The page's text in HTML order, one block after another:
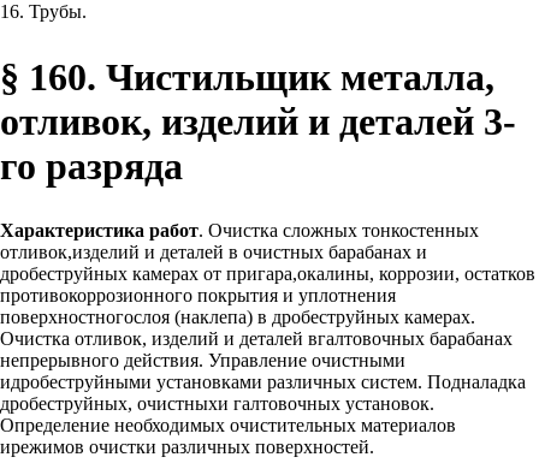
16. Трубы.
§ 160. Чистильщик металла,
отливок, изделий и деталей 3-
го разряда
Характеристика работ. Очистка сложных тонкостенных
отливок,изделий и деталей в очистных барабанах и
дробеструйных камерах от пригара,окалины, коррозии, остатков
противокоррозионного покрытия и уплотнения
поверхностногослоя (наклепа) в дробеструйных камерах.
Очистка отливок, изделий и деталей вгалтовочных барабанах
непрерывного действия. Управление очистными
идробеструйными установками различных систем. Подналадка
дробеструйных, очистныхи галтовочных установок.
Определение необходимых очистительных материалов
ирежимов очистки различных поверхностей.